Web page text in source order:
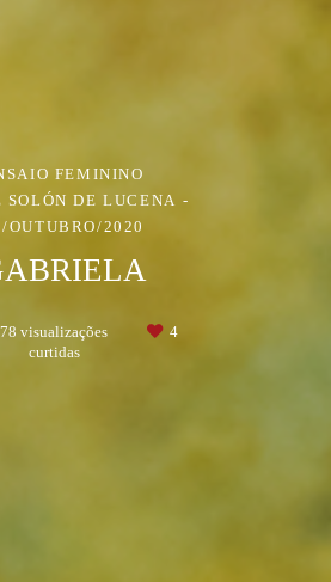
FEMININO
SOLÓN DE LUCENA
OUTUBRO/2020
visualizações
4
curtidas